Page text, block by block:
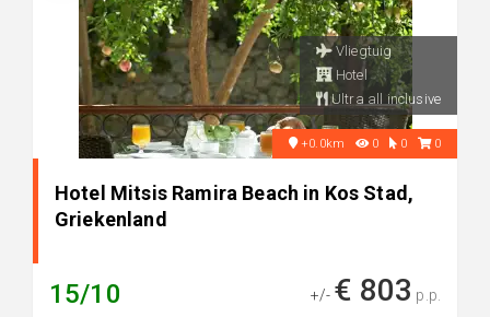
Vliegtuig
Hotel
Ultra all inclusive
+0.0km 0 0 0
Hotel Mitsis Ramira Beach in Kos Stad,
Griekenland
15/10 +/- € 803 p.p.